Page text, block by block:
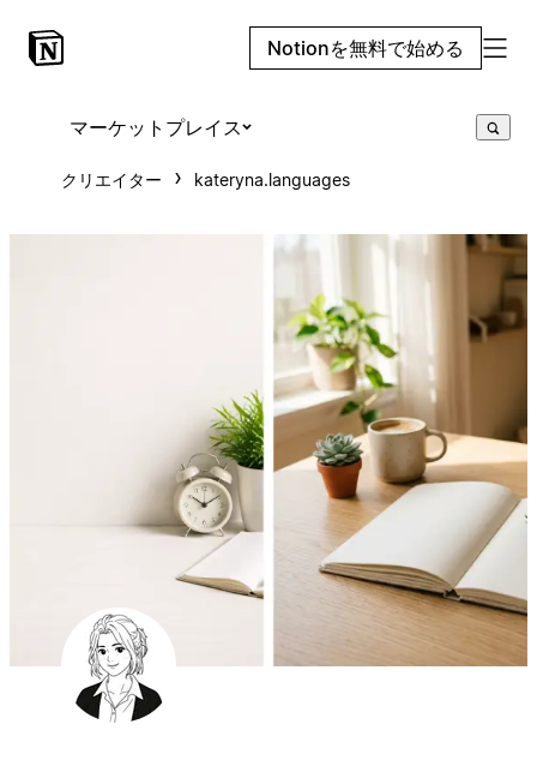
Notionを無料で始める
マーケットプレイス
クリエイター kateryna.languages